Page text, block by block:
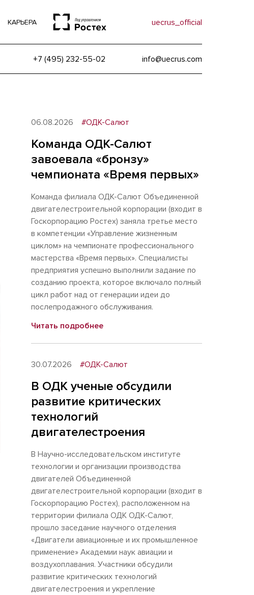
КАРЬЕРА uecrus_official
+7 (495) 232-55-02 info@uecrus.com
06.08.2026 #ОДК-Салют
Команда ОДК-Салют
завоевала «бронзу»
чемпионата «Время первых»
Команда филиала ОДК-Салют Объединенной
двигателестроительной корпорации (входит в
Госкорпорацию Ростех) заняла третье место
в компетенции «Управление жизненным
циклом» на чемпионате профессионального
мастерства «Время первых». Специалисты
предприятия успешно выполнили задание по
созданию проекта, которое включало полный
цикл работ над от генерации идеи до
послепродажного обслуживания.
Читать подробнее
30.07.2026 #ОДК-Салют
В ОДК ученые обсудили
развитие критических
технологий
двигателестроения
В Научно-исследовательском институте
технологии и организации производства
двигателей Объединенной
двигателестроительной корпорации (входит в
Госкорпорацию Ростех), расположенном на
территории филиала ОДК ОДК-Салют,
прошло заседание научного отделения
«Двигатели авиационные и их промышленное
применение» Академии наук авиации и
воздухоплавания. Участники обсудили
развитие критических технологий
двигателестроения и укрепление